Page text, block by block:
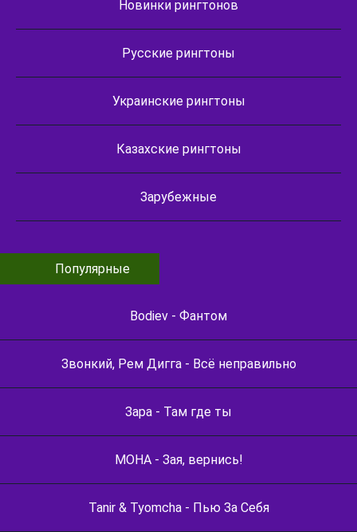
Новинки рингтонов
Русские рингтоны
Украинские рингтоны
Казахские рингтоны
Зарубежные
Популярные
Bodiev - Фантом
Звонкий, Рем Дигга - Всё неправильно
Зара - Там где ты
МОНА - Зая, вернись!
Tanir & Tyomcha - Пью За Себя